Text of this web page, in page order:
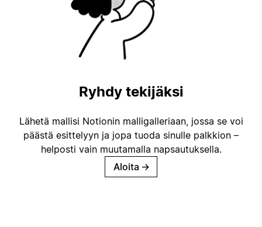
Ryhdy tekijäksi
Lähetä mallisi Notionin malligalleriaan, jossa se voi
päästä esittelyyn ja jopa tuoda sinulle palkkion –
helposti vain muutamalla napsautuksella.
Aloita →